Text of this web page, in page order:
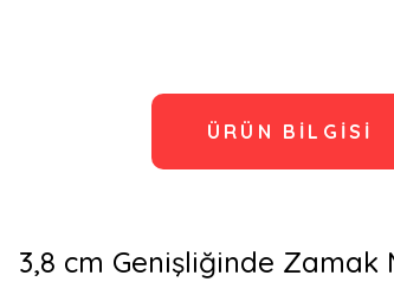
ÜRÜN BILGISI
3,8 cm Genişliğinde Zamak